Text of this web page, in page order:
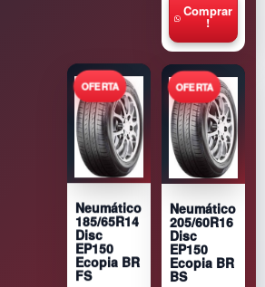
Comprar
!
Neumático
185/65R14
Disc
EP150
Ecopia BR
FS
Neumático
205/60R16
Disc
EP150
Ecopia BR
BS